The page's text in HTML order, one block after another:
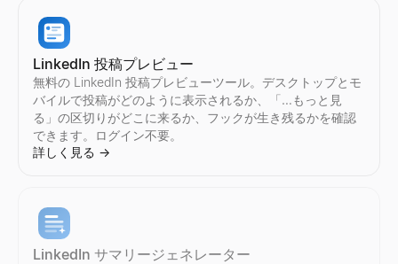
Instagram 料金計算ツール
Instagramインフルエンサーのスポンサー投稿あたりの料金を
詳しく見る→
詳しく見る
TikTok クリエイター検索
国やニッチ別にTikTokインフルエンサーを発見。業界、場所、
詳しく見る→
詳しく見る
YouTube クリエイター検索
国やニッチ別にYouTubeインフルエンサーを発見。業界、場所
詳しく見る→
詳しく見る
Twitter/X 監査
任意のTwitter/Xアカウントを即座に監査。エンゲージメント率
詳しく見る→
詳しく見る
LinkedIn 投稿プレビュー
無料の LinkedIn 投稿プレビューツール。デスクトップとモ
バイルで投稿がどのように表示されるか、「…もっと見
る」の区切りがどこに来るか、フックが生き残るかを確認
できます。ログイン不要。
詳しく見る →
LinkedIn サマリージェネレーター